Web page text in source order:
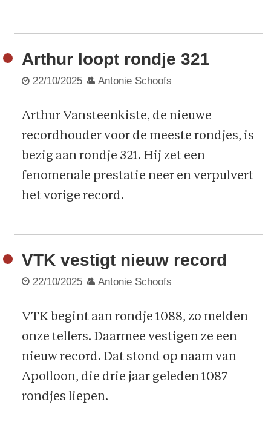
Arthur loopt rondje 321
22/10/2025 Antonie Schoofs
Arthur Vansteenkiste, de nieuwe
recordhouder voor de meeste rondjes, is
bezig aan rondje 321. Hij zet een
fenomenale prestatie neer en verpulvert
het vorige record.
VTK vestigt nieuw record
22/10/2025 Antonie Schoofs
VTK begint aan rondje 1088, zo melden
onze tellers. Daarmee vestigen ze een
nieuw record. Dat stond op naam van
Apolloon, die drie jaar geleden 1087
rondjes liepen.